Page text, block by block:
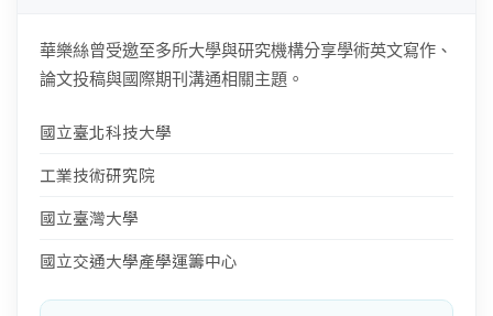
華樂絲曾受邀至多所大學與研究機構分享學術英文寫作、
論文投稿與國際期刊溝通相關主題。
國立臺北科技大學
工業技術研究院
國立臺灣大學
國立交通大學產學運籌中心